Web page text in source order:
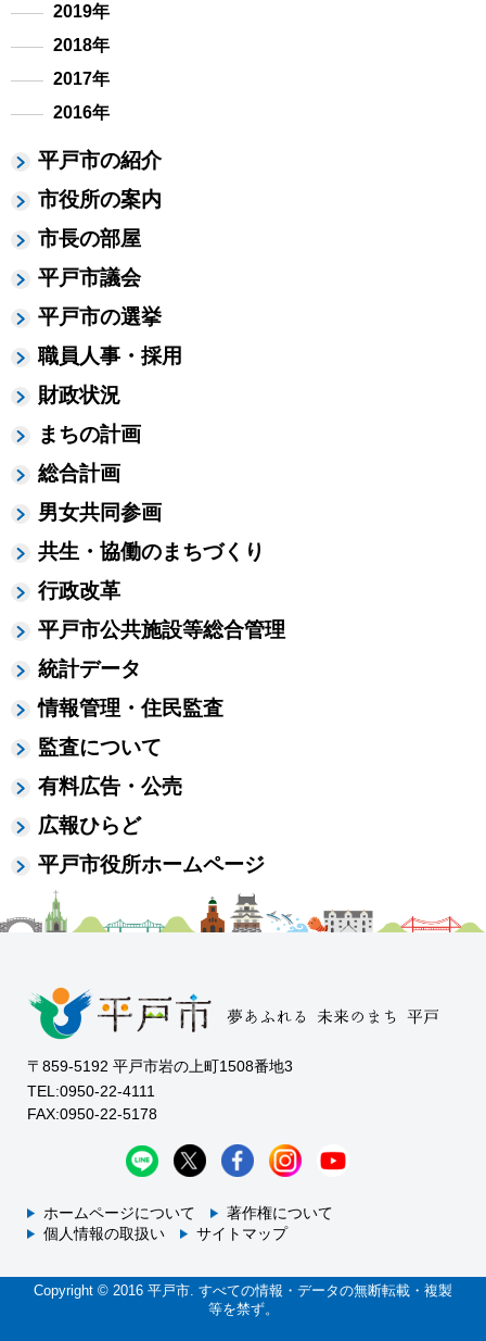
2019年
2018年
2017年
2016年
平戸市の紹介
市役所の案内
市長の部屋
平戸市議会
平戸市の選挙
職員人事・採用
財政状況
まちの計画
総合計画
男女共同参画
共生・協働のまちづくり
行政改革
平戸市公共施設等総合管理
統計データ
情報管理・住民監査
監査について
有料広告・公売
広報ひらど
平戸市役所ホームページ
〒859-5192 平戸市岩の上町1508番地3
TEL:0950-22-4111
FAX:0950-22-5178
ホームページについて
著作権について
個人情報の取扱い
サイトマップ
Copyright © 2016 平戸市. すべての情報・データの無断転載・複製
等を禁ず。